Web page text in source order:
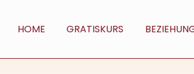
HOME GRATISKURS